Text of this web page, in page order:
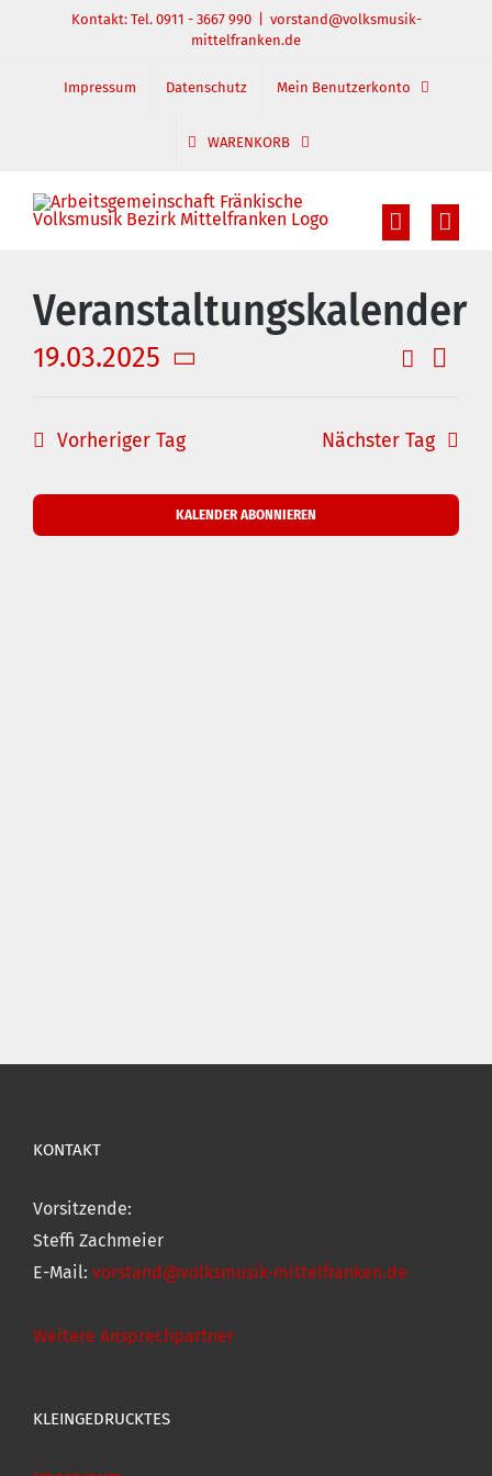
springen
Kontakt: Tel. 0911 - 3667 990
vorstand@volksmusik-
mittelfranken.de
Impressum Datenschutz Mein Benutzerkonto
WARENKORB
Veranstaltungskalender
und
Suche
Tag
19.03.2025
Vorheriger Tag Nächster Tag
KALENDER ABONNIEREN
KONTAKT
Vorsitzende:
Steffi Zachmeier
E-Mail: vorstand@volksmusik-mittelfranken.de
Weitere Ansprechpartner
KLEINGEDRUCKTES